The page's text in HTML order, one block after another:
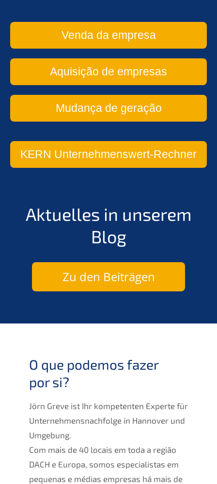
Venda da empresa
Aquisi­ção de empresas
Mudan­ça de geração
KERN Unter­neh­mens­wert-Rechner
Aktuel­les in unserem
Blog
Zu den Beiträgen
O que podemos fazer
por si?
Jörn Greve ist Ihr kompe­ten­ten Exper­te für
Unternehmens­nachfolge in Hanno­ver und
Umgebung.
Com mais de 40 locais em toda a região
DACH e Europa, somos especia­lis­tas em
peque­nas e médias empre­sas há mais de